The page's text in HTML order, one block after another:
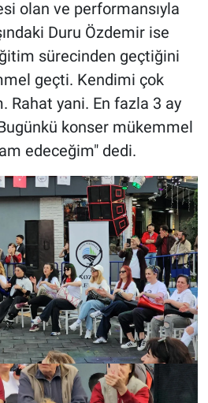
olan ve performansıyla
Duru Özdemir ise
sürecinden geçtiğini
geçti. Kendimi çok
Rahat yani. En fazla 3 ay
konser mükemmel
edeceğim" dedi.